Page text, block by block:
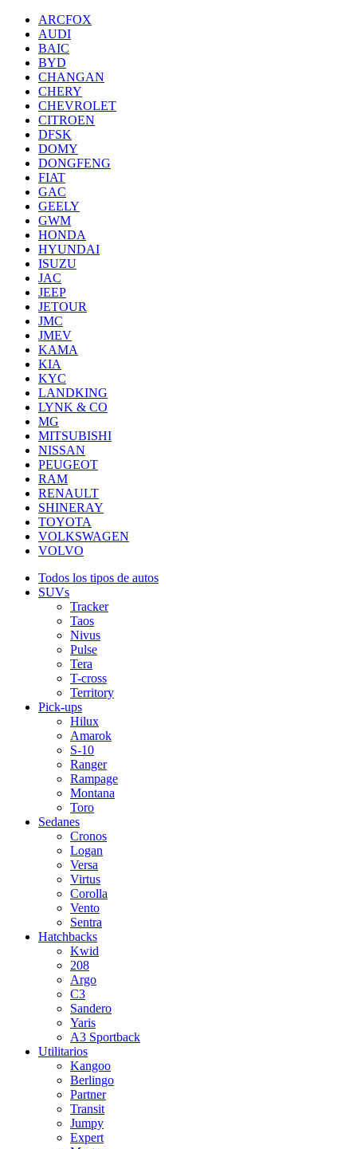
ARCFOX
AUDI
BAIC
BYD
CHANGAN
CHERY
CHEVROLET
CITROEN
DFSK
DOMY
DONGFENG
FIAT
GAC
GEELY
GWM
HONDA
HYUNDAI
ISUZU
JAC
JEEP
JETOUR
JMC
JMEV
KAMA
KIA
KYC
LANDKING
LYNK & CO
MG
MITSUBISHI
NISSAN
PEUGEOT
RAM
RENAULT
SHINERAY
TOYOTA
VOLKSWAGEN
VOLVO
Todos los tipos de autos
SUVs
Tracker
Taos
Nivus
Pulse
Tera
T-cross
Territory
Pick-ups
Hilux
Amarok
S-10
Ranger
Rampage
Montana
Toro
Sedanes
Cronos
Logan
Versa
Virtus
Corolla
Vento
Sentra
Hatchbacks
Kwid
208
Argo
C3
Sandero
Yaris
A3 Sportback
Utilitarios
Kangoo
Berlingo
Partner
Transit
Jumpy
Expert